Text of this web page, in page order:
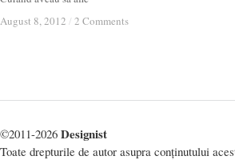
August 8, 2012 / 2 Comments
August 8, 2012 / 2 Comments
©2011-2026 Designist
Toate drepturile de autor asupra conținutului